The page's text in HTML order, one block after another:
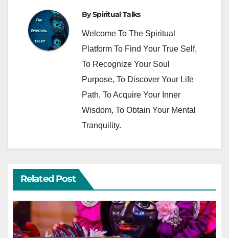
BySpiritual Talks
Welcome To The Spiritual
Platform To Find Your True Self,
To Recognize Your Soul
Purpose, To Discover Your Life
Path, To Acquire Your Inner
Wisdom, To Obtain Your Mental
Tranquility.
Related Post